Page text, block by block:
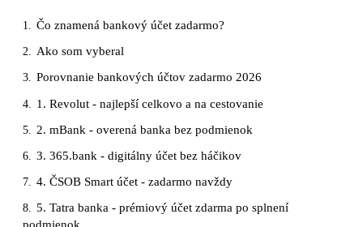
1. Čo znamená bankový účet zadarmo?
2. Ako som vyberal
3. Porovnanie bankových účtov zadarmo 2026
4. 1. Revolut - najlepší celkovo a na cestovanie
5. 2. mBank - overená banka bez podmienok
6. 3. 365.bank - digitálny účet bez háčikov
7. 4. ČSOB Smart účet - zadarmo navždy
8. 5. Tatra banka - prémiový účet zdarma po splnení